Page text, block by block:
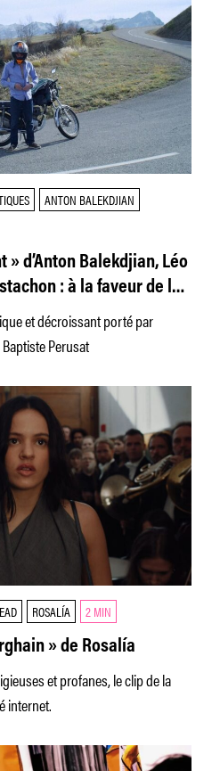
ANTON BALEKDJIAN
» d’Anton Balekdjian, Léo
: à la faveur de la
et décroissant porté par
Perusat
ROSALÍA 2 MIN
» de Rosalía
et profanes, le clip de la
internet.